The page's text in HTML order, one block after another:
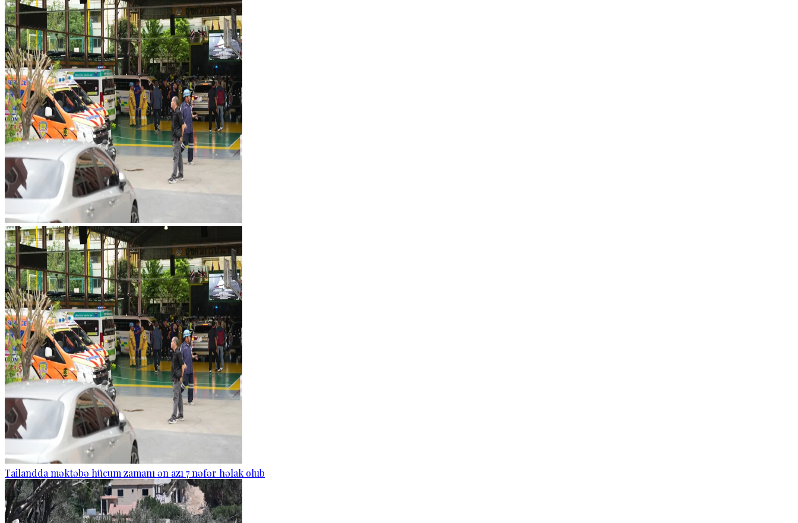
Tailandda məktəbə hücum zamanı ən azı 7 nəfər həlak olub